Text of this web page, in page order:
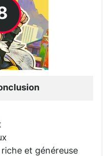
et généreuse